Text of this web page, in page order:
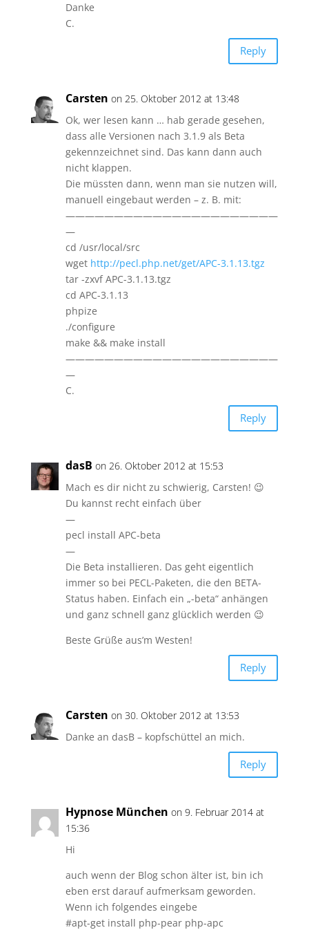
Danke
C.
Reply
Carsten on 25. Oktober 2012 at 13:48
Ok, wer lesen kann … hab gerade gesehen,
dass alle Versionen nach 3.1.9 als Beta
gekennzeichnet sind. Das kann dann auch
nicht klappen.
Die müssten dann, wenn man sie nutzen will,
manuell eingebaut werden – z. B. mit:
——————————————————————
—
cd /usr/local/src
wget http://pecl.php.net/get/APC-3.1.13.tgz
tar -zxvf APC-3.1.13.tgz
cd APC-3.1.13
phpize
./configure
make && make install
——————————————————————
—
C.
Reply
dasB on 26. Oktober 2012 at 15:53
Mach es dir nicht zu schwierig, Carsten! 😉
Du kannst recht einfach über
—
pecl install APC-beta
—
Die Beta installieren. Das geht eigentlich
immer so bei PECL-Paketen, die den BETA-
Status haben. Einfach ein „-beta“ anhängen
und ganz schnell ganz glücklich werden 😉
Beste Grüße aus’m Westen!
Reply
Carsten on 30. Oktober 2012 at 13:53
Danke an dasB – kopfschüttel an mich.
Reply
Hypnose München on 9. Februar 2014 at
15:36
Hi
auch wenn der Blog schon älter ist, bin ich
eben erst darauf aufmerksam geworden.
Wenn ich folgendes eingebe
#apt-get install php-pear php-apc